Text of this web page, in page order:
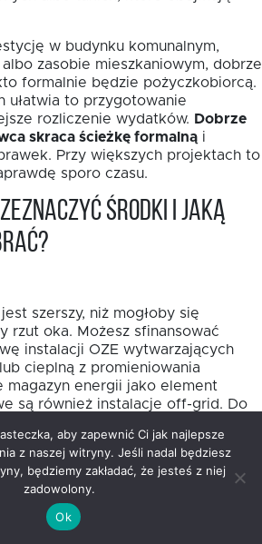
w budynku komunalnym,
zasobie mieszkaniowym, dobrze
formalnie będzie pożyczkobiorcą.
ułatwia to przygotowanie
rozliczenie wydatków. Dobrze
skraca ścieżkę formalną i
Przy większych projektach to
sporo czasu.
środki i jaką
szerszy, niż mogłoby się
rzut oka. Możesz sfinansować
instalacji OZE wytwarzających
cieplną z promieniowania
magazyn energii jako element
są również instalacje off-grid. Do
do sieci energetycznych lub
warto oprzeć nie na modzie,
zużycia energii. W projektach
fotowoltaika często
aby zapewnić Ci jak najlepsze
z naszej witryny. Jeśli nadal będziesz
będziemy zakładać, że jesteś z niej
zadowolony.
Ok